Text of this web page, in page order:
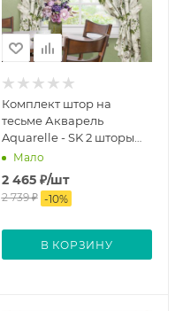
Комплект штор на
тесьме Акварель
Aquarelle - SK 2 шторы
136х175 см 2 подхвата
Мало
2 465₽/шт
2 739₽ -10%
В КОРЗИНУ